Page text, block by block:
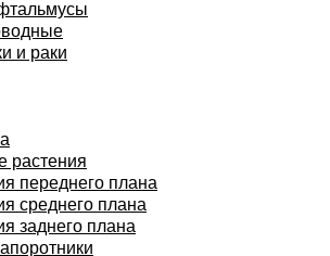
и раки
растения
переднего плана
среднего плана
заднего плана